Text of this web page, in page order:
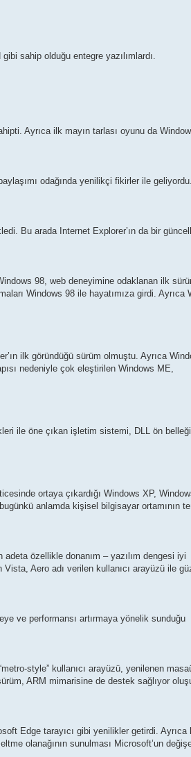
sahip olduğu entegre yazılımlardı.
Ayrıca ilk mayın tarlası oyunu da
odağında yenilikçi fikirler ile geliyordu.
Bu arada Internet Explorer’ın da bir
98, web deneyimine odaklanan ilk
Windows 98 ile hayatımıza girdi. Ayrıca
ilk göründüğü sürüm olmuştu. Ayrıca
nedeniyle çok eleştirilen Windows ME,
ile öne çıkan işletim sistemi, DLL ön
ortaya çıkardığı Windows XP,
anlamda kişisel bilgisayar ortamının
özellikle donanım – yazılım dengesi iyi
Aero adı verilen kullanıcı arayüzü ile
ve performansı artırmaya yönelik sunduğu
style” kullanıcı arayüzü, yenilenen
ARM mimarisine de destek sağlıyor
Edge tarayıcı gibi yenilikler getirdi. Ayrıca
olanağının sunulması Microsoft’un